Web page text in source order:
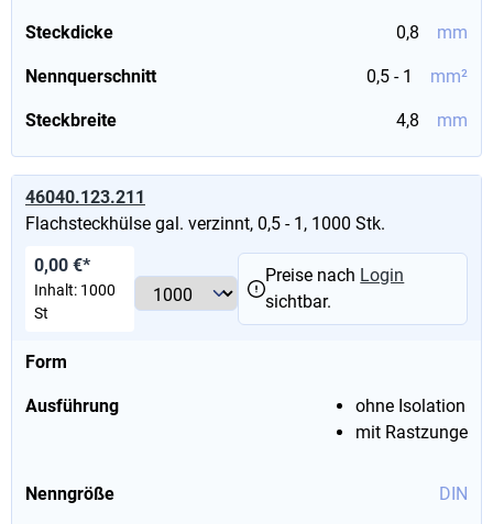
Steckdicke 0,8 mm
Nennquerschnitt 0,5 - 1 mm²
Steckbreite 4,8 mm
46040.123.211
Flachsteckhülse gal. verzinnt, 0,5 - 1, 1000 Stk.
Form
Ausführung
ohne Isolation
mit Rastzunge
Nenngröße DIN
0,00 €*
Inhalt: 1000
St
Preise nach Login
sichtbar.